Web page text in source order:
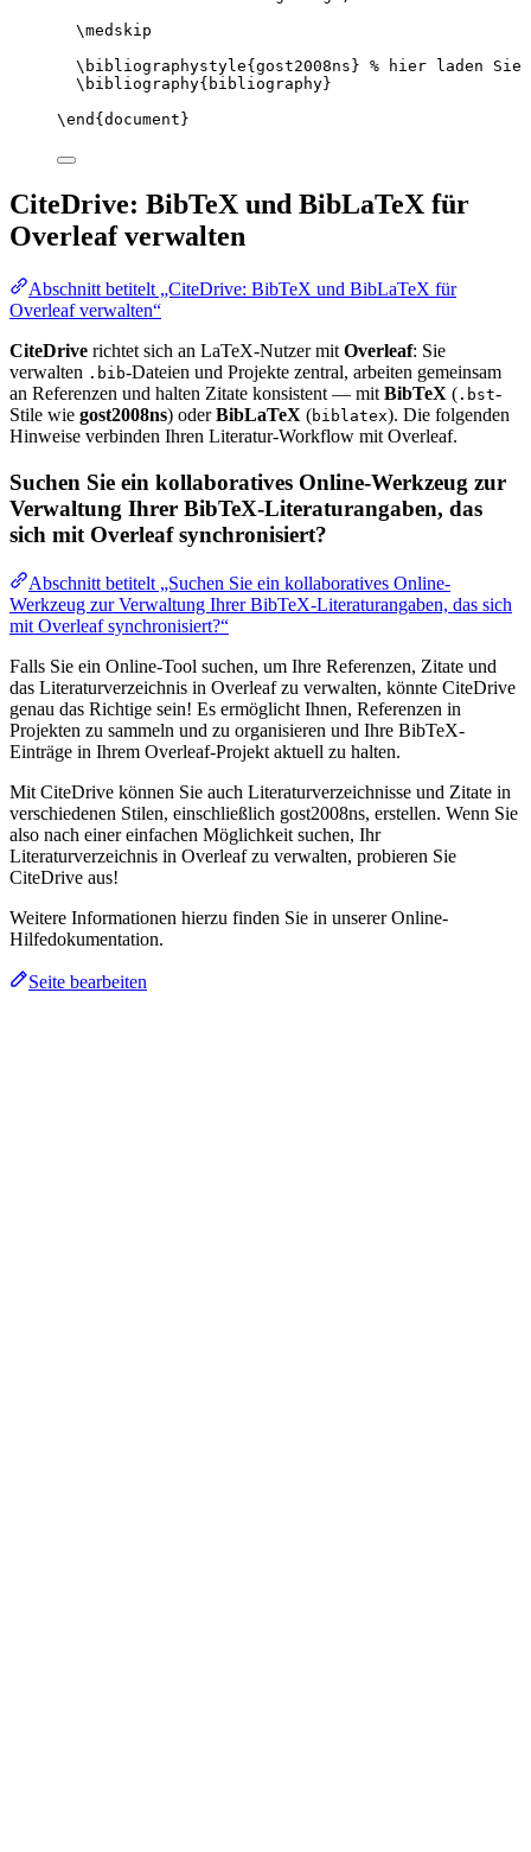
\medskip
\bibliographystyle{gost2008ns} % hier laden Sie
\bibliography{bibliography}
\end { document }
CiteDrive: BibTeX und BibLaTeX für
Overleaf verwalten
Abschnitt betitelt „CiteDrive: BibTeX und BibLaTeX für
Overleaf verwalten“
CiteDrive richtet sich an LaTeX-Nutzer mit Overleaf: Sie
verwalten .bib-Dateien und Projekte zentral, arbeiten gemeinsam
an Referenzen und halten Zitate konsistent — mit BibTeX ( .bst-
Stile wie gost2008ns) oderBibLaTeX (biblatex). Die folgenden
Hinweise verbinden Ihren Literatur-Workflow mit Overleaf.
Suchen Sie ein kollaboratives Online-Werkzeug zur
Verwaltung Ihrer BibTeX-Literaturangaben, das
sich mit Overleaf synchronisiert?
Abschnitt betitelt „Suchen Sie ein kollaboratives Online-
Werkzeug zur Verwaltung Ihrer BibTeX-Literaturangaben, das sich
mit Overleaf synchronisiert?“
Falls Sie ein Online-Tool suchen, um Ihre Referenzen, Zitate und
das Literaturverzeichnis in Overleaf zu verwalten, könnte CiteDrive
genau das Richtige sein! Es ermöglicht Ihnen, Referenzen in
Projekten zu sammeln und zu organisieren und Ihre BibTeX-
Einträge in Ihrem Overleaf-Projekt aktuell zu halten.
Mit CiteDrive können Sie auch Literaturverzeichnisse und Zitate in
verschiedenen Stilen, einschließlich gost2008ns, erstellen. Wenn Sie
also nach einer einfachen Möglichkeit suchen, Ihr
Literaturverzeichnis in Overleaf zu verwalten, probieren Sie
CiteDrive aus!
Weitere Informationen hierzu finden Sie in unserer Online-
Hilfedokumentation.
Seite bearbeiten